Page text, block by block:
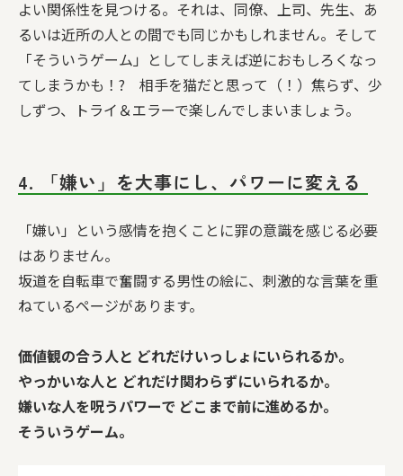
よい関係性を見つける。それは、同僚、上司、先生、あ
るいは近所の人との間でも同じかもしれません。そして
「そういうゲーム」としてしまえば逆におもしろくなっ
てしまうかも！? 相手を猫だと思って（！）焦らず、少
しずつ、トライ＆エラーで楽しんでしまいましょう。
4. 「嫌い」を大事にし、パワーに変える
「嫌い」という感情を抱くことに罪の意識を感じる必要
はありません。
坂道を自転車で奮闘する男性の絵に、刺激的な言葉を重
ねているページがあります。
価値観の合う人と どれだけいっしょにいられるか。
やっかいな人と どれだけ関わらずにいられるか。
嫌いな人を呪うパワーで どこまで前に進めるか。
そういうゲーム。